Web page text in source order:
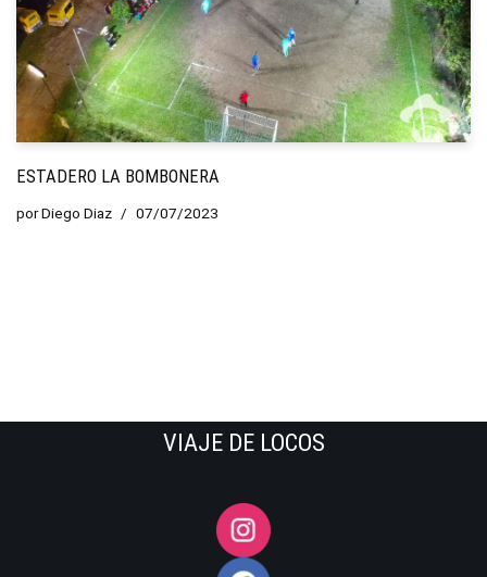
ESTADERO LA BOMBONERA
porDiego Diaz 07/07/2023
VIAJE DE LOCOS